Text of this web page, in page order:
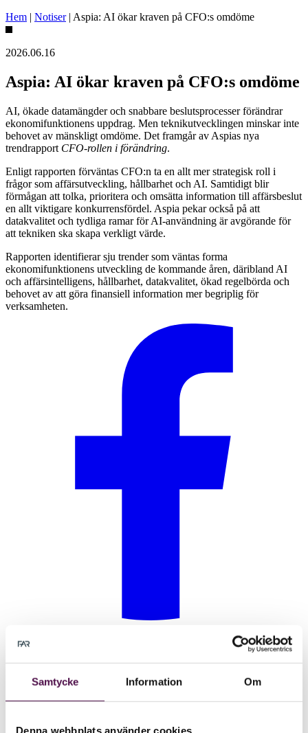
Samtycke Information Om
Denna webbplats använder cookies
Hem | Notiser| Aspia: AI ökar kraven på CFO:s omdöme
2026.06.16
Aspia: AI ökar kraven på CFO:s omdöme
AI, ökade datamängder och snabbare beslutsprocesser förändrar
ekonomifunktionens uppdrag. Men teknikutvecklingen minskar inte
behovet av mänskligt omdöme. Det framgår av Aspias nya
trendrapport CFO-rollen i förändring.
Enligt rapporten förväntas CFO:n ta en allt mer strategisk roll i
frågor som affärsutveckling, hållbarhet och AI. Samtidigt blir
förmågan att tolka, prioritera och omsätta information till affärsbeslut
en allt viktigare konkurrensfördel. Aspia pekar också på att
datakvalitet och tydliga ramar för AI-användning är avgörande för
att tekniken ska skapa verkligt värde.
Rapporten identifierar sju trender som väntas forma
ekonomifunktionens utveckling de kommande åren, däribland AI
och affärsintelligens, hållbarhet, datakvalitet, ökad regelbörda och
behovet av att göra finansiell information mer begriplig för
verksamheten.